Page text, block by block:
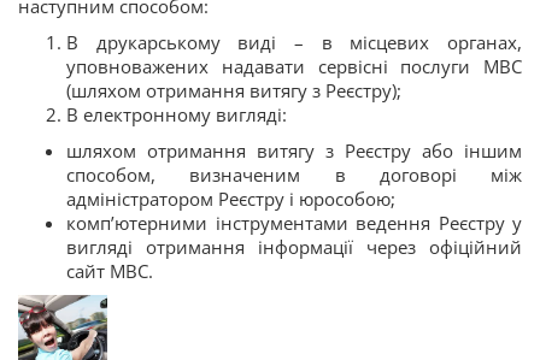
наступним способом:
В друкарському виді – в місцевих органах,
уповноважених надавати сервісні послуги МВС
(шляхом отримання витягу з Реєстру);
В електронному вигляді:
шляхом отримання витягу з Реєстру або іншим
способом, визначеним в договорі між
адміністратором Реєстру і юрособою;
комп’ютерними інструментами ведення Реєстру у
вигляді отримання інформації через офіційний
сайт МВС.